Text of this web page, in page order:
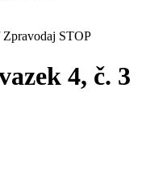
Zpravodaj STOP
4, č. 3